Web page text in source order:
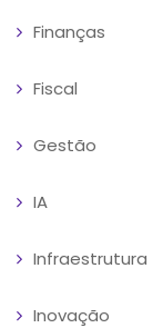
Finanças
Fiscal
Gestão
IA
Infraestrutura
Inovação